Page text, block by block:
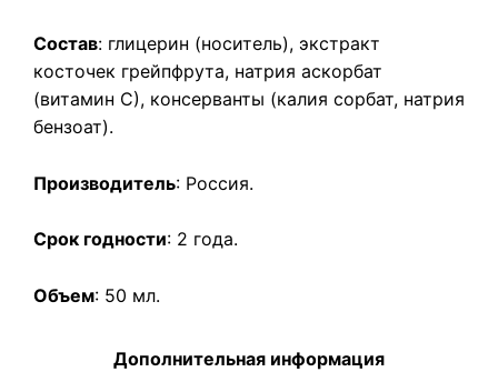
Состав: глицерин (носитель), экстракт
косточек грейпфрута, натрия аскорбат
(витамин С), консерванты (калия сорбат, натрия
бензоат).
Производитель: Россия.
Срок годности: 2 года.
Объем: 50 мл.
Дополнительная информация